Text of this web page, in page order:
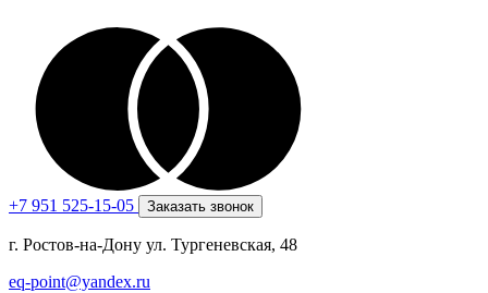
+7 951 525-15-05 Заказать звонок
г. Ростов-на-Дону ул. Тургеневская, 48
eq-point@yandex.ru